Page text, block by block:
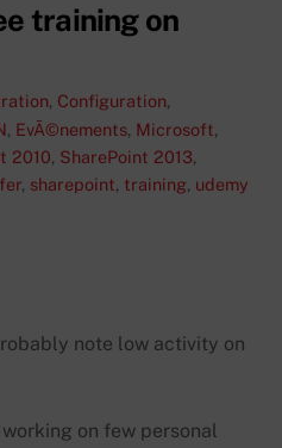
training on
, Configuration,
, EvÃ©nements, Microsoft,
2010, SharePoint 2013,
, sharepoint, training, udemy
note low activity on
on few personal